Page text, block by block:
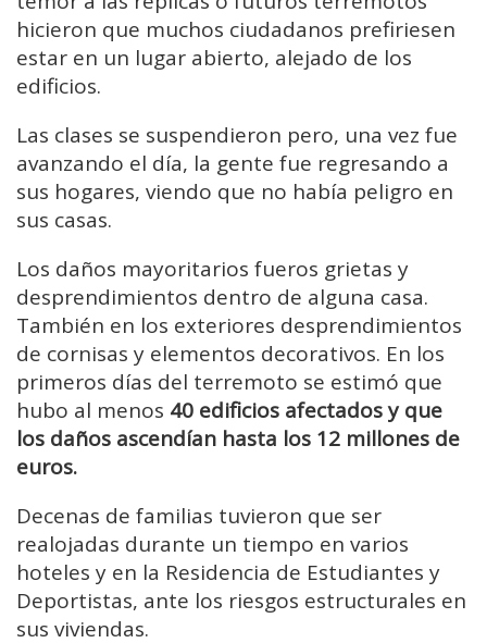
hicieron que muchos ciudadanos prefiriesen
estar en un lugar abierto, alejado de los
edificios.
Las clases se suspendieron pero, una vez fue
avanzando el día, la gente fue regresando a
sus hogares, viendo que no había peligro en
sus casas.
Los daños mayoritarios fueros grietas y
desprendimientos dentro de alguna casa.
También en los exteriores desprendimientos
de cornisas y elementos decorativos. En los
primeros días del terremoto se estimó que
hubo al menos 40 edificios afectados y que
los daños ascendían hasta los 12 millones de
euros.
Decenas de familias tuvieron que ser
realojadas durante un tiempo en varios
hoteles y en la Residencia de Estudiantes y
Deportistas, ante los riesgos estructurales en
sus viviendas.